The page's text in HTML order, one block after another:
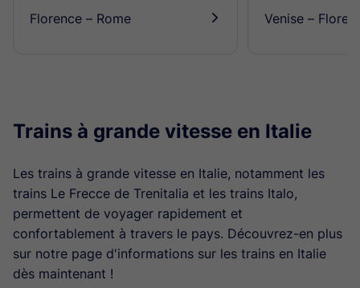
Florence – Rome 󰄽 Venise –
Trains à grande vitesse en Italie
Les trains à grande vitesse en Italie, notamment les
trains Le Frecce de Trenitalia et les trains Italo,
permettent de voyager rapidement et
confortablement à travers le pays. Découvrez-en plus
sur notre page d'informations sur les trains en Italie
dès maintenant !